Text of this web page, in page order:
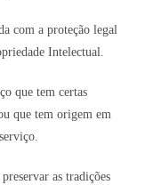
com a proteção legal
Intelectual.
que tem certas
que tem origem em
as tradições